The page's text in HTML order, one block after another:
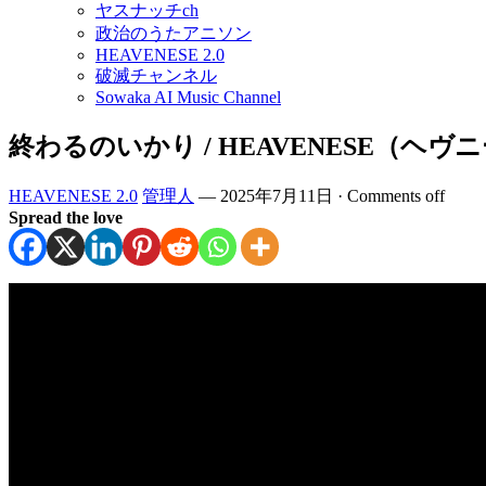
ヤスナッチch
政治のうたアニソン
HEAVENESE 2.0
破滅チャンネル
Sowaka AI Music Channel
終わるのいかり / HEAVENESE（ヘヴ
HEAVENESE 2.0 管理人 — 2025年7月11日 · Comments off
Spread the love